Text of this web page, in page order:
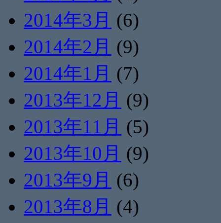
2014年3月 (6)
2014年2月 (9)
2014年1月 (7)
2013年12月 (9)
2013年11月 (5)
2013年10月 (9)
2013年9月 (6)
2013年8月 (4)